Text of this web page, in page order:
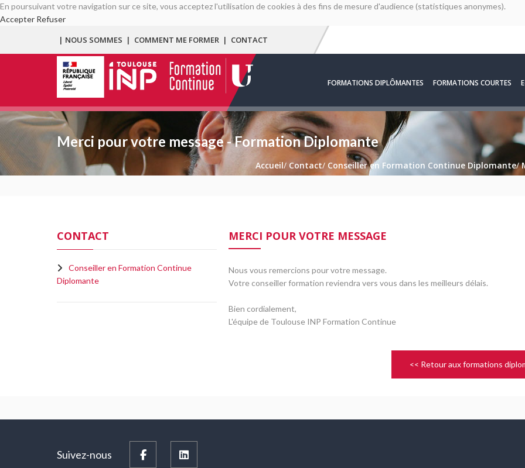
En poursuivant votre navigation sur ce site, vous acceptez l'utilisation de cookies à des fins de mesure d'audience (statistiques anonymes).
Accepter Refuser
| NOUS SOMMES | COMMENT ME FORMER | CONTACT
FORMATIONS DIPLÔMANTES FORMATIONS COURTES
Merci pour votre message - Formation Diplomante
Accueil/ Contact/ Conseiller en Formation Continue Diplomante/
MERCI POUR VOTRE MESSAGE
Nous vous remercions pour votre message.
Votre conseiller formation reviendra vers vous dans les meilleurs délais.
Bien cordialement,
L'équipe de Toulouse INP Formation Continue
<< Retour aux formations
CONTACT
Conseiller en Formation Continue
Diplomante
Suivez-nous